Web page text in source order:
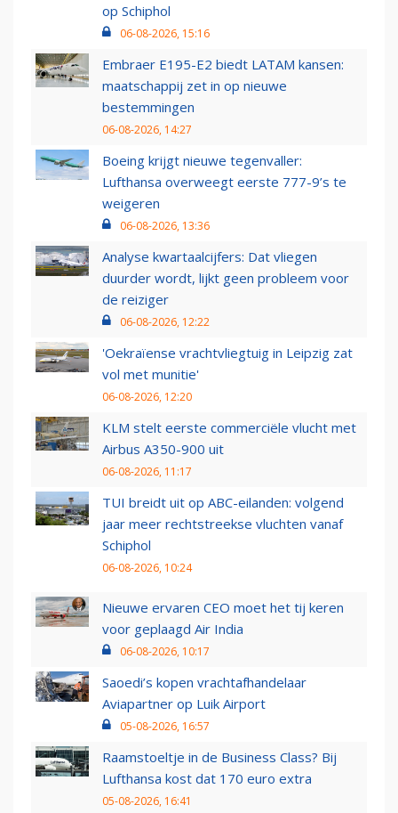
op Schiphol
06-08-2026, 15:16
Embraer E195-E2 biedt LATAM kansen:
maatschappij zet in op nieuwe
bestemmingen
06-08-2026, 14:27
Boeing krijgt nieuwe tegenvaller:
Lufthansa overweegt eerste 777-9’s te
weigeren
06-08-2026, 13:36
Analyse kwartaalcijfers: Dat vliegen
duurder wordt, lijkt geen probleem voor
de reiziger
06-08-2026, 12:22
'Oekraïense vrachtvliegtuig in Leipzig zat
vol met munitie'
06-08-2026, 12:20
KLM stelt eerste commerciële vlucht met
Airbus A350-900 uit
06-08-2026, 11:17
TUI breidt uit op ABC-eilanden: volgend
jaar meer rechtstreekse vluchten vanaf
Schiphol
06-08-2026, 10:24
Nieuwe ervaren CEO moet het tij keren
voor geplaagd Air India
06-08-2026, 10:17
Saoedi’s kopen vrachtafhandelaar
Aviapartner op Luik Airport
05-08-2026, 16:57
Raamstoeltje in de Business Class? Bij
Lufthansa kost dat 170 euro extra
05-08-2026, 16:41